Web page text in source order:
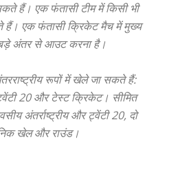
हैं। एक फंतासी टीम में किसी भी
हैं। एक फंतासी क्रिकेट मैच में मुख्य
बड़े अंतर से आउट करना है।
रूपों में खेले जा सकते हैं:
ट्वेंटी 20 और टेस्ट क्रिकेट। सीमित
अंतर्राष्ट्रीय और ट्वेंटी 20, दो
खेल और राउंड।